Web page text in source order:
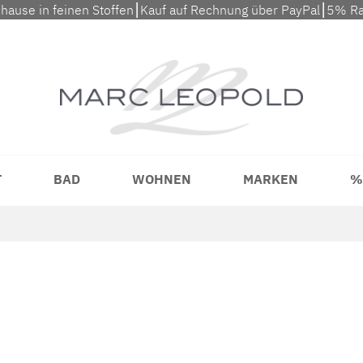
in feinen Stoffen⎮Kauf auf Rechnung über PayPal⎮5%
BAD WOHNEN MARKEN